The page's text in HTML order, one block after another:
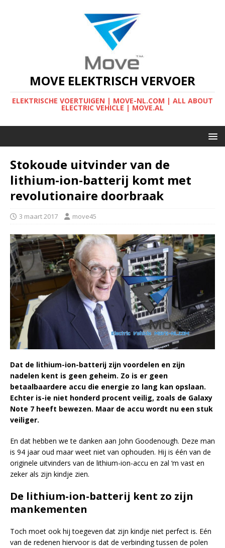
MOVE ELEKTRISCH VERVOER
ELEKTRISCHE VOERTUIGEN | MOVE-NL.COM | ALL ABOUT
ELECTRIC VEHICLE | MOVE.AL
Stokoude uitvinder van de
lithium-ion-batterij komt met
revolutionaire doorbraak
3 maart 2017 move45
Dat de lithium-ion-batterij zijn voordelen en zijn
nadelen kent is geen geheim. Zo is er geen
betaalbaardere accu die energie zo lang kan opslaan.
Echter is-ie niet honderd procent veilig, zoals de Galaxy
Note 7 heeft bewezen. Maar de accu wordt nu een stuk
veiliger.
En dat hebben we te danken aan John Goodenough. Deze man
is 94 jaar oud maar weet niet van ophouden. Hij is één van de
originele uitvinders van de lithium-ion-accu en zal ‘m vast en
zeker als zijn kindje zien.
De lithium-ion-batterij kent zo zijn
mankementen
Toch moet ook hij toegeven dat zijn kindje niet perfect is. Eén
van de redenen hiervoor is dat de verbinding tussen de polen